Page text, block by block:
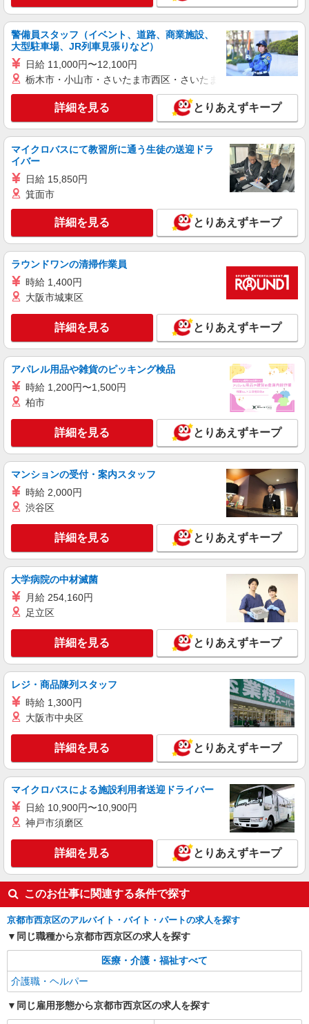
京都市西京区【最寄り駅：上桂】
キープ 詳細を見る
アルバイト パート
訪問介護事業所 ソラストさくらんぼ/2680000021-003
ホームヘルパー（訪問介護員）（役職なし）
時給1,680円〜2,540円（経験・能力等による）
＜給与補足＞★6:00〜8:00、18:00〜20:00は時給
UP（身体介護:2,409円、生活援助:2,009円）/日曜
日はさらに時給UP（身体介護:2,540円、生活援
京都府京都市西京区下津林南大般若町120
キープ 詳細を見る
日研トータルソーシング株式会社 メディカルケア事業部/京都オフィ
介護スタッフ／資格あり or 経験者
時給1,550円〜1,650円 ◆無資格・経験者：
1,550円〜 ◆初任者研修・未経験：1,550円〜 ◆初
任者研修・経験者：1,600円〜 ◆介護福祉士：
能力による ★週払いOK（規定あり）
京都府京都市西京区 【最寄駅】洛西口駅 ★勤
など、お好きな勤務地をお選び下さい！！
詳細を見る
派遣社員
株式会社kotrio /●KY-H-1991865
桂駅｜シニア向けマンションで夜勤専従＊暮ら
時給1550円〜2187円 ＜日払い有/週払い有/交
通費全支給(ガソリン代含む)＞
キープ 詳細を見る
株式会社kotrio /●KY-H-1953874
桂駅｜シニア向けマンションでの生活サポー
時給1550円〜2187円 ＜日払い有/週払い有/交
通費全支給(ガソリン代含む)＞
キープ 詳細を見る
派遣社員
株式会社kotrio /●KY-H-1953557
桂駅▼綺麗なサ高住で生活ケア▼清掃やフロア
時給1550円〜2187円 ＜日払い有/週払い有/交
通費全支給(ガソリン代含む)＞
京都市西京区｜最寄り駅：桂駅
キープ 詳細を見る
派遣社員
（株）ウィルオブ・ワークCW 京都支店/ms260101
夜勤専従
時給1500円 ◆前払い・日払い・週払いOK
京都府京都市西京区
キープ 詳細を見る
正社員
訪問介護事業所 ソラスト桂坂/2680000025-017
月給265,500円〜290,500円（経験・能力等に
よる）
警備員スタッフ（イベント、道路、商業施設、
大型駐車場、JR列車見張りなど）
日給 11,000円〜12,100円
栃木市・小山市・さいたま市西区・さいたま市岩槻区・久喜市・
詳細を見る とりあえずキープ
マイクロバスにて教習所に通う生徒の送迎ドラ
イバー
日給 15,850円
箕面市
詳細を見る とりあえずキープ
ラウンドワンの清掃作業員
時給 1,400円
大阪市城東区
詳細を見る とりあえずキープ
アパレル用品や雑貨のピッキング検品
時給 1,200円〜1,500円
柏市
詳細を見る とりあえずキープ
マンションの受付・案内スタッフ
時給 2,000円
渋谷区
詳細を見る とりあえずキープ
大学病院の中材滅菌
月給 254,160円
足立区
詳細を見る とりあえずキープ
レジ・商品陳列スタッフ
時給 1,300円
大阪市中央区
詳細を見る とりあえずキープ
マイクロバスによる施設利用者送迎ドライバー
日給 10,900円〜10,900円
神戸市須磨区
詳細を見る とりあえずキープ
このお仕事に関連する条件で探す
京都市西京区のアルバイト・バイト・パートの求人を探す
同じ職種から京都市西京区の求人を探す
医療・介護・福祉すべて
介護職・ヘルパー
同じ雇用形態から京都市西京区の求人を探す